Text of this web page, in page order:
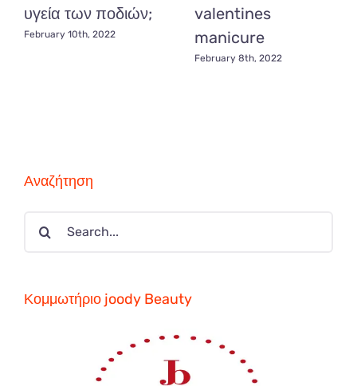
υγεία των ποδιών;
February 10th, 2022
valentines
manicure
February 8th, 2022
Αναζήτηση
Search
Κομμωτήριο joody Beauty